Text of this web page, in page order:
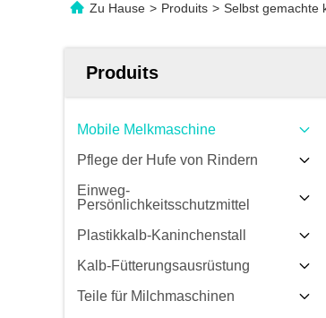
Zu Hause > Produits > Selbst gemachte
Produits
Mobile Melkmaschine
Pflege der Hufe von Rindern
Einweg-
Persönlichkeitsschutzmittel
Plastikkalb-Kaninchenstall
Kalb-Fütterungsausrüstung
Teile für Milchmaschinen